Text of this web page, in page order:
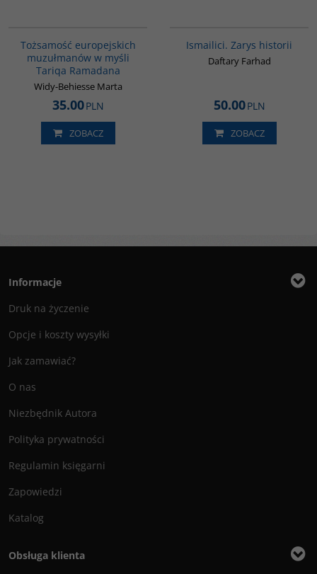
Tożsamość europejskich
muzułmanów w myśli
Tariqa Ramadana
Widy-Behiesse Marta
35.00PLN
ZOBACZ
Ismailici. Zarys historii
Daftary Farhad
50.00PLN
ZOBACZ
Informacje
Druk na życzenie
Opcje i koszty wysyłki
Jak zamawiać?
O nas
Niezbędnik Autora
Polityka prywatności
Regulamin księgarni
Zapowiedzi
Katalog
Obsługa klienta